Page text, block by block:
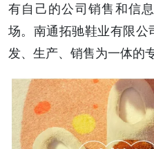
有自己的公司销售和信
场。南通拓驰鞋业有限
发、生产、销售为一体的